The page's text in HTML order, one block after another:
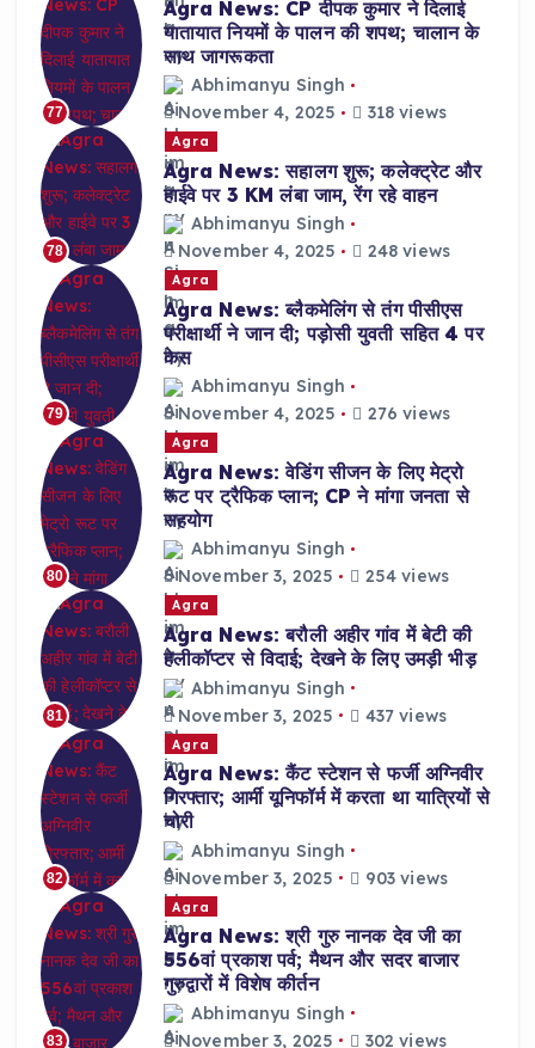
77
Agra News: CP दीपक कुमार ने दिलाई
यातायात नियमों के पालन की शपथ; चालान के
साथ जागरूकता
Abhimanyu Singh
November 4, 2025
318 views
78
Agra
Agra News: सहालग शुरू; कलेक्ट्रेट और
हाईवे पर 3 KM लंबा जाम, रेंग रहे वाहन
Abhimanyu Singh
November 4, 2025
248 views
79
Agra
Agra News: ब्लैकमेलिंग से तंग पीसीएस
परीक्षार्थी ने जान दी; पड़ोसी युवती सहित 4 पर
केस
Abhimanyu Singh
November 4, 2025
276 views
80
Agra
Agra News: वेडिंग सीजन के लिए मेट्रो
रूट पर ट्रैफिक प्लान; CP ने मांगा जनता से
सहयोग
Abhimanyu Singh
November 3, 2025
254 views
81
Agra
Agra News: बरौली अहीर गांव में बेटी की
हेलीकॉप्टर से विदाई; देखने के लिए उमड़ी भीड़
Abhimanyu Singh
November 3, 2025
437 views
82
Agra
Agra News: कैंट स्टेशन से फर्जी अग्निवीर
गिरफ्तार; आर्मी यूनिफॉर्म में करता था यात्रियों से
चोरी
Abhimanyu Singh
November 3, 2025
903 views
83
Agra
Agra News: श्री गुरु नानक देव जी का
556वां प्रकाश पर्व; मैथन और सदर बाजार
गुरुद्वारों में विशेष कीर्तन
Abhimanyu Singh
November 3, 2025
302 views